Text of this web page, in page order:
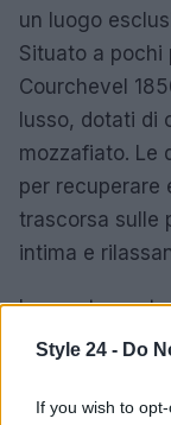
Style 24 - Do
If you wish to
un luogo
Situato a pochi
Courchevel
lusso, dotati di
mozzafiato. Le
per recuperare
trascorsa sulle
intima e
In questo
integrano
sfumature per